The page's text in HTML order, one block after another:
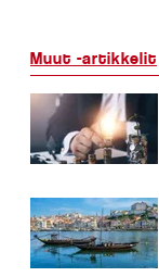
Muut -artikkelit